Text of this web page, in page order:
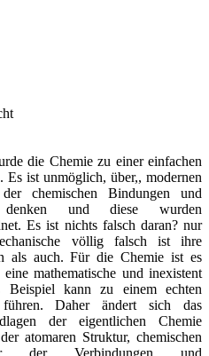
die Chemie zu einer einfachen
ist unmöglich, über,, modernen
chemischen Bindungen und
denken und diese wurden
Es ist nichts falsch daran? nur
völlig falsch ist ihre
als auch. Für die Chemie ist es
mathematische und inexistent
Beispiel kann zu einem echten
Daher ändert sich das
der eigentlichen Chemie
atomaren Struktur, chemischen
der Verbindungen und